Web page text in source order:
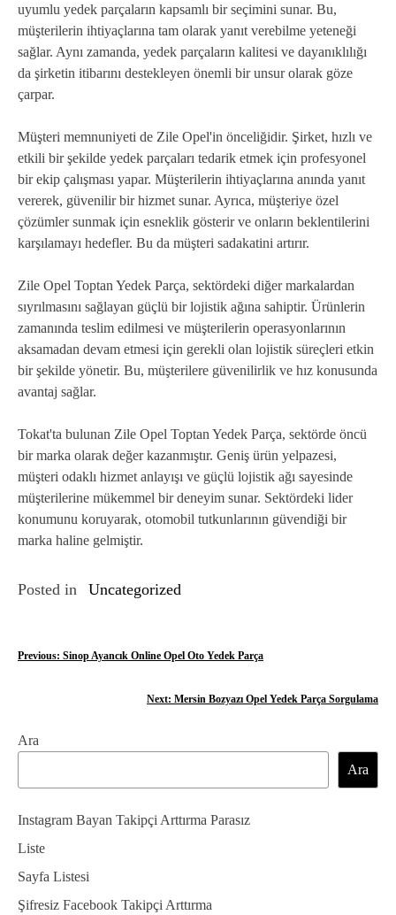
uyumlu yedek parçaların kapsamlı bir seçimini sunar. Bu,
müşterilerin ihtiyaçlarına tam olarak yanıt verebilme yeteneği
sağlar. Aynı zamanda, yedek parçaların kalitesi ve dayanıklılığı
da şirketin itibarını destekleyen önemli bir unsur olarak göze
çarpar.
Müşteri memnuniyeti de Zile Opel'in önceliğidir. Şirket, hızlı ve
etkili bir şekilde yedek parçaları tedarik etmek için profesyonel
bir ekip çalışması yapar. Müşterilerin ihtiyaçlarına anında yanıt
vererek, güvenilir bir hizmet sunar. Ayrıca, müşteriye özel
çözümler sunmak için esneklik gösterir ve onların beklentilerini
karşılamayı hedefler. Bu da müşteri sadakatini artırır.
Zile Opel Toptan Yedek Parça, sektördeki diğer markalardan
sıyrılmasını sağlayan güçlü bir lojistik ağına sahiptir. Ürünlerin
zamanında teslim edilmesi ve müşterilerin operasyonlarının
aksamadan devam etmesi için gerekli olan lojistik süreçleri etkin
bir şekilde yönetir. Bu, müşterilere güvenilirlik ve hız konusunda
avantaj sağlar.
Tokat'ta bulunan Zile Opel Toptan Yedek Parça, sektörde öncü
bir marka olarak değer kazanmıştır. Geniş ürün yelpazesi,
müşteri odaklı hizmet anlayışı ve güçlü lojistik ağı sayesinde
müşterilerine mükemmel bir deneyim sunar. Sektördeki lider
konumunu koruyarak, otomobil tutkunlarının güvendiği bir
marka haline gelmiştir.
Posted in Uncategorized
Y
ı
g
e
z
i
Previous: Sinop Ayancık Online Opel Oto Yedek Parça
Next: Mersin Bozyazı Opel Yedek Parça Sorgulama
Ara
Ara
Instagram Bayan Takipçi Arttırma Parasız
Liste
Sayfa Listesi
Şifresiz Facebook Takipçi Arttırma